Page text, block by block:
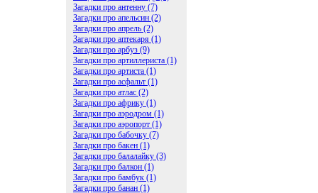
Загадки про антенну (7)
Загадки про апельсин (2)
Загадки про апрель (2)
Загадки про аптекаря (1)
Загадки про арбуз (9)
Загадки про артиллериста (1)
Загадки про артиста (1)
Загадки про асфальт (1)
Загадки про атлас (2)
Загадки про африку (1)
Загадки про аэродром (1)
Загадки про аэропорт (1)
Загадки про бабочку (7)
Загадки про бакен (1)
Загадки про балалайку (3)
Загадки про балкон (1)
Загадки про бамбук (1)
Загадки про банан (1)